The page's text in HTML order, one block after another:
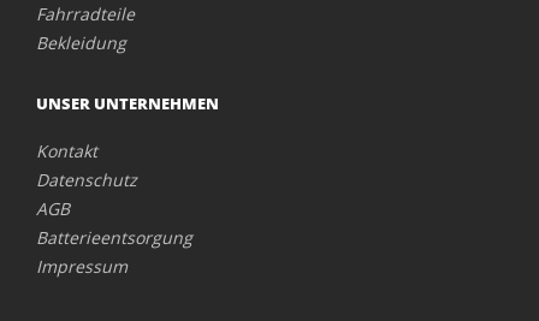
Fahrradteile
Bekleidung
UNSER UNTERNEHMEN
Kontakt
Datenschutz
AGB
Batterieentsorgung
Impressum